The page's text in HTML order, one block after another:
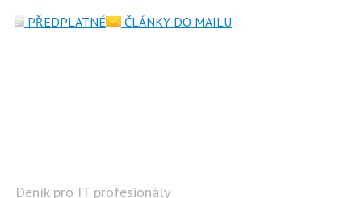
Deník pro IT profesionály
PŘEDPLATNÉ ČLÁNKY DO MAILU